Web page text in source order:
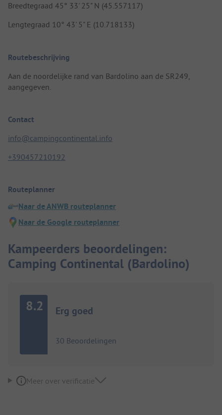
Breedtegraad 45° 33' 25" N (45.557117)
Lengtegraad 10° 43' 5" E (10.718133)
Routebeschrijving
Aan de noordelijke rand van Bardolino aan de SR249,
aangegeven.
Contact
info@campingcontinental.info
+390457210192
Routeplanner
Naar de ANWB routeplanner
Naar de Google routeplanner
Kampeerders beoordelingen:
Camping Continental (Bardolino)
8.2 Erg goed
30 Beoordelingen
Meer over verificatie